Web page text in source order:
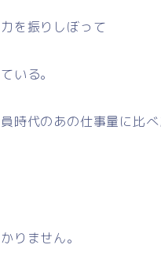
を振りしぼって
いる。
員時代のあの仕事量に比
りません。